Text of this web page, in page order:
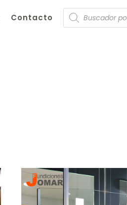
Contacto
Búsqueda
de
productos